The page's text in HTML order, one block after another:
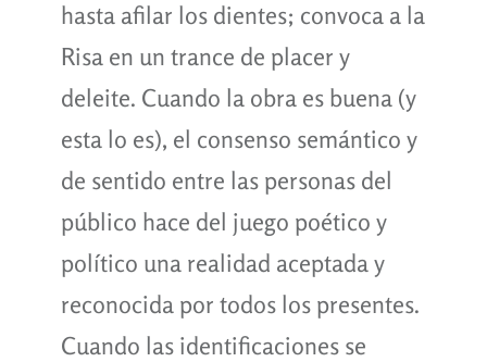
hasta afilar los dientes; convoca a la
Risa en un trance de placer y
deleite. Cuando la obra es buena (y
esta lo es), el consenso semántico y
de sentido entre las personas del
público hace del juego poético y
político una realidad aceptada y
reconocida por todos los presentes.
Cuando las identificaciones se